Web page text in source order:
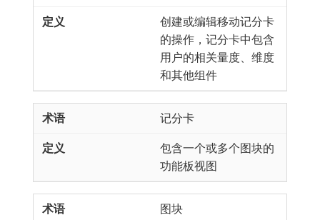
创建或编辑移动记分卡
的操作，记分卡中包含
用户的相关量度、维度
和其他组件
记分卡
包含一个或多个图块的
功能板视图
图块